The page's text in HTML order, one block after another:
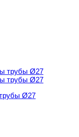
Ø27
Ø27